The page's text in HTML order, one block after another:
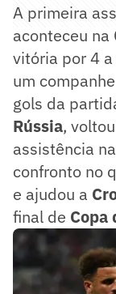
A primeira
aconteceu na
vitória por 4
um
gols da
Rússia,
assistência
confronto no
e ajudou a
final de Copa